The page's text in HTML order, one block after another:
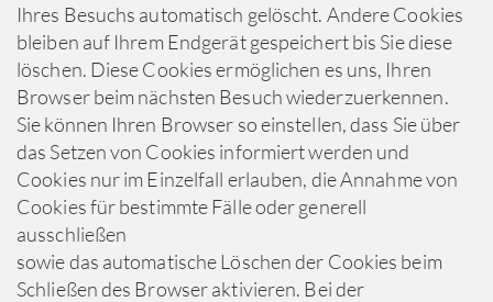
Ihres Besuchs automatisch gelöscht. Andere Cookies
bleiben auf Ihrem Endgerät gespeichert bis Sie diese
löschen. Diese Cookies ermöglichen es uns, Ihren
Browser beim nächsten Besuch wiederzuerkennen.
Sie können Ihren Browser so einstellen, dass Sie über
das Setzen von Cookies informiert werden und
Cookies nur im Einzelfall erlauben, die Annahme von
Cookies für bestimmte Fälle oder generell
ausschließen
sowie das automatische Löschen der Cookies beim
Schließen des Browser aktivieren. Bei der